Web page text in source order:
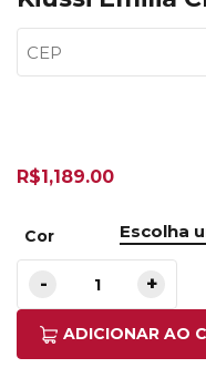
R$1,189.00
Cor
ADICIONAR AO